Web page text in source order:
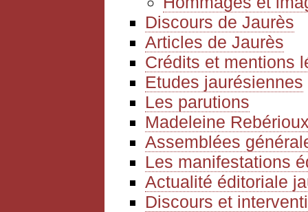
Discours de Jaurès
Articles de Jaurès
Crédits et mentions
Etudes jaurésiennes
Les parutions
Madeleine
Assemblées
Les manifestations
Actualité éditoriale
Discours et